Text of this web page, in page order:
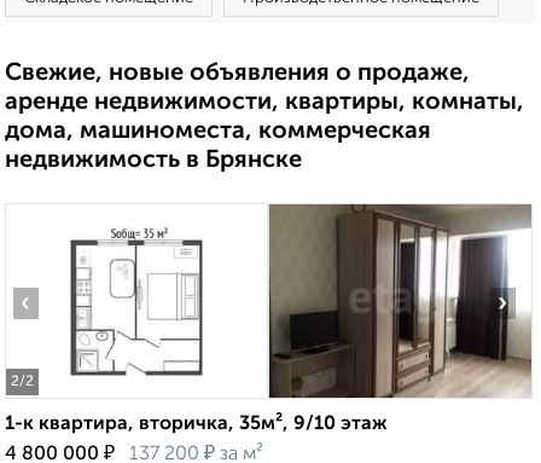
Свежие, новые объявления о продаже,
аренде недвижимости, квартиры, комнаты,
дома, машиноместа, коммерческая
недвижимость в Брянске
2/2
‹ ›
1-к квартира, вторичка, 35м², 9/10 этаж
4 800 000 ₽ 137 200 ₽ за м²